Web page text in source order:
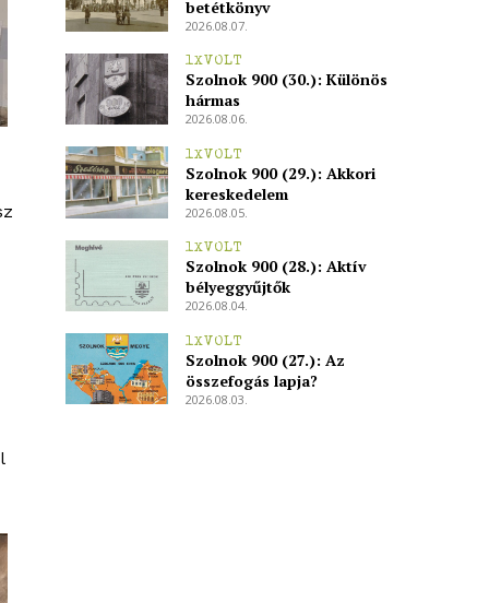
betétkönyv
2026.08.07.
1XVOLT
Szolnok 900 (30.): Különös
hármas
2026.08.06.
1XVOLT
Szolnok 900 (29.): Akkori
kereskedelem
2026.08.05.
1XVOLT
Szolnok 900 (28.): Aktív
bélyeggyűjtők
2026.08.04.
1XVOLT
Szolnok 900 (27.): Az
összefogás lapja?
2026.08.03.